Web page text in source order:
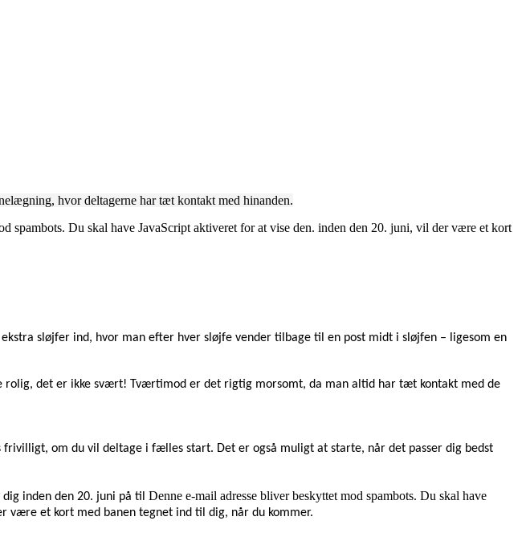
hvor deltagerne har tæt kontakt med hinanden.
spambots. Du skal have JavaScript aktiveret for at vise den. inden den 20. juni, vil der være et kort
sløjfer ind, hvor man efter hver sløjfe vender tilbage til en post midt i sløjfen – ligesom en
rolig, det er ikke svært! Tværtimod er det rigtig morsomt, da man altid har tæt kontakt med de
om du vil deltage i fælles start. Det er også muligt at starte, når det passer dig bedst
inden den 20. juni på til Denne e-mail adresse bliver beskyttet mod spambots. Du skal have
være et kort med banen tegnet ind til dig, når du kommer.